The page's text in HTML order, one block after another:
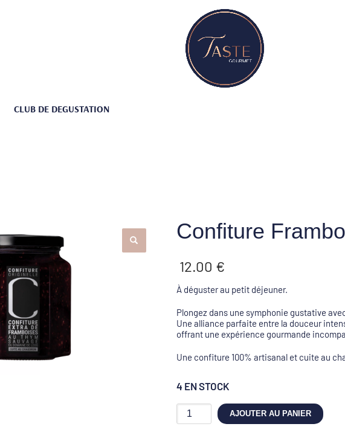
CLUB DE DEGUSTATION
Confiture
12.00 €
À déguster au petit déjeuner.
Plongez dans une symphonie gustative
Une alliance parfaite entre la douceur
offrant une expérience gourmande
Une confiture 100% artisanal et cuite au
4 EN STOCK
quantité
AJOUTER AU PANIER